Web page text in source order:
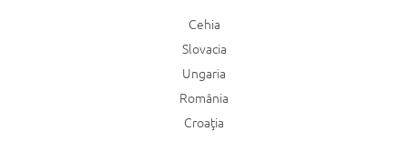
Cehia
Slovacia
Ungaria
România
Croaţia